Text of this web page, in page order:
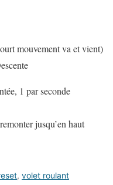
mouvement va et vient)
1 par seconde
jusqu’en haut
, volet roulant